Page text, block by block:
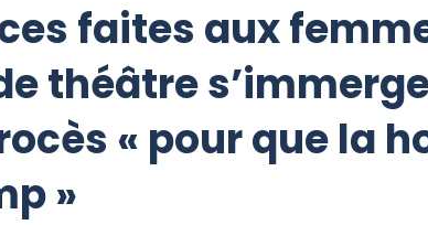
faites aux
théâtre
« pour que la
»